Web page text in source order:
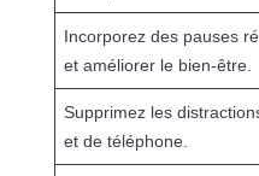
Incorporez des pauses
et améliorer le bien-être.
Supprimez les
et de téléphone.